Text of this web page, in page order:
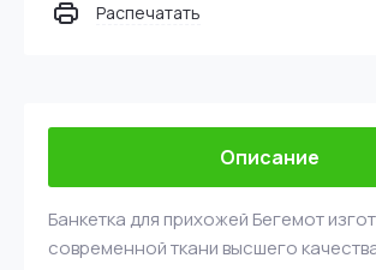
Распечатать
Описание
Банкетка для прихожей Бегемот
современной ткани высшего